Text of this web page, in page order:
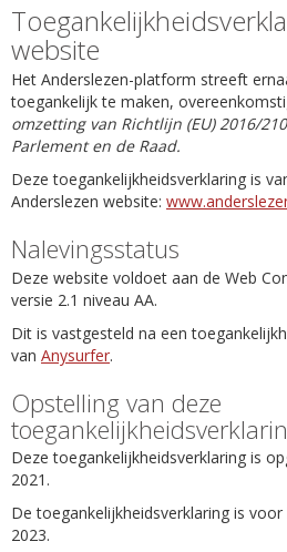
website
Het Anderslezen-platform streeft
toegankelijk te maken,
omzetting van Richtlijn (EU) 2016/
Parlement en de Raad.
Deze toegankelijkheidsverklaring is
Anderslezen website:
Nalevingsstatus
Deze website voldoet aan de Web
versie 2.1 niveau AA.
Dit is vastgesteld na een
van Anysurfer.
Opstelling van deze
Deze toegankelijkheidsverklaring is
2021.
De toegankelijkheidsverklaring is
2023.